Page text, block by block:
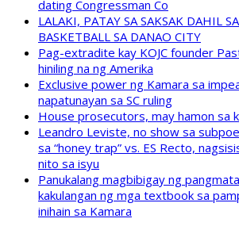
dating Congressman Co
LALAKI, PATAY SA SAKSAK DAHIL
BASKETBALL SA DANAO CITY
Pag-extradite kay KOJC founder
hiniling na ng Amerika
Exclusive power ng Kamara sa
napatunayan sa SC ruling
House prosecutors, may hamon sa
Leandro Leviste, no show sa
sa “honey trap” vs. ES Recto,
nito sa isyu
Panukalang magbibigay ng
kakulangan ng mga textbook sa
inihain sa Kamara